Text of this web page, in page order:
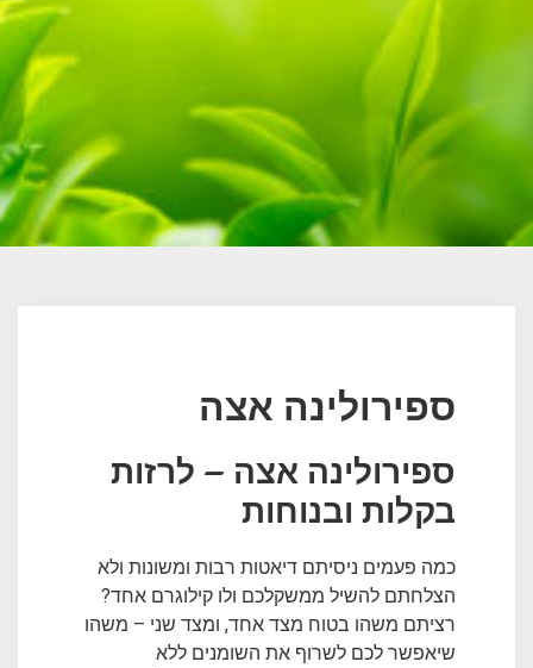
ספירולינה אצה
ספירולינה אצה – לרזות
בקלות ובנוחות
כמה פעמים ניסיתם דיאטות רבות ומשונות ולא
הצלחתם להשיל ממשקלכם ולו קילוגרם אחד?
רציתם משהו בטוח מצד אחד, ומצד שני – משהו
שיאפשר לכם לשרוף את השומנים ללא